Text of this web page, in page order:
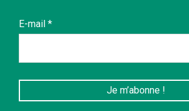
E-mail *